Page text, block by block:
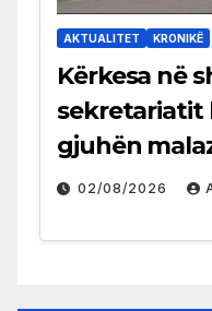
AKTUALITET KRONIKË
Kërkesa në
sekretariatit
gjuhën
02/08/2026